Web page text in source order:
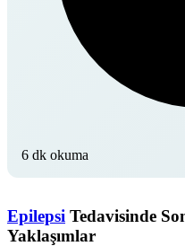
6 dk okuma
Epilepsi Tedavisinde
Yaklaşımlar